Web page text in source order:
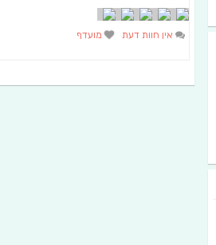
אין חוות דעת מועדף